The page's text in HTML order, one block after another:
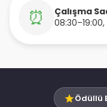
⏰ Çalışma
08:30–19:00,
Ödüllü